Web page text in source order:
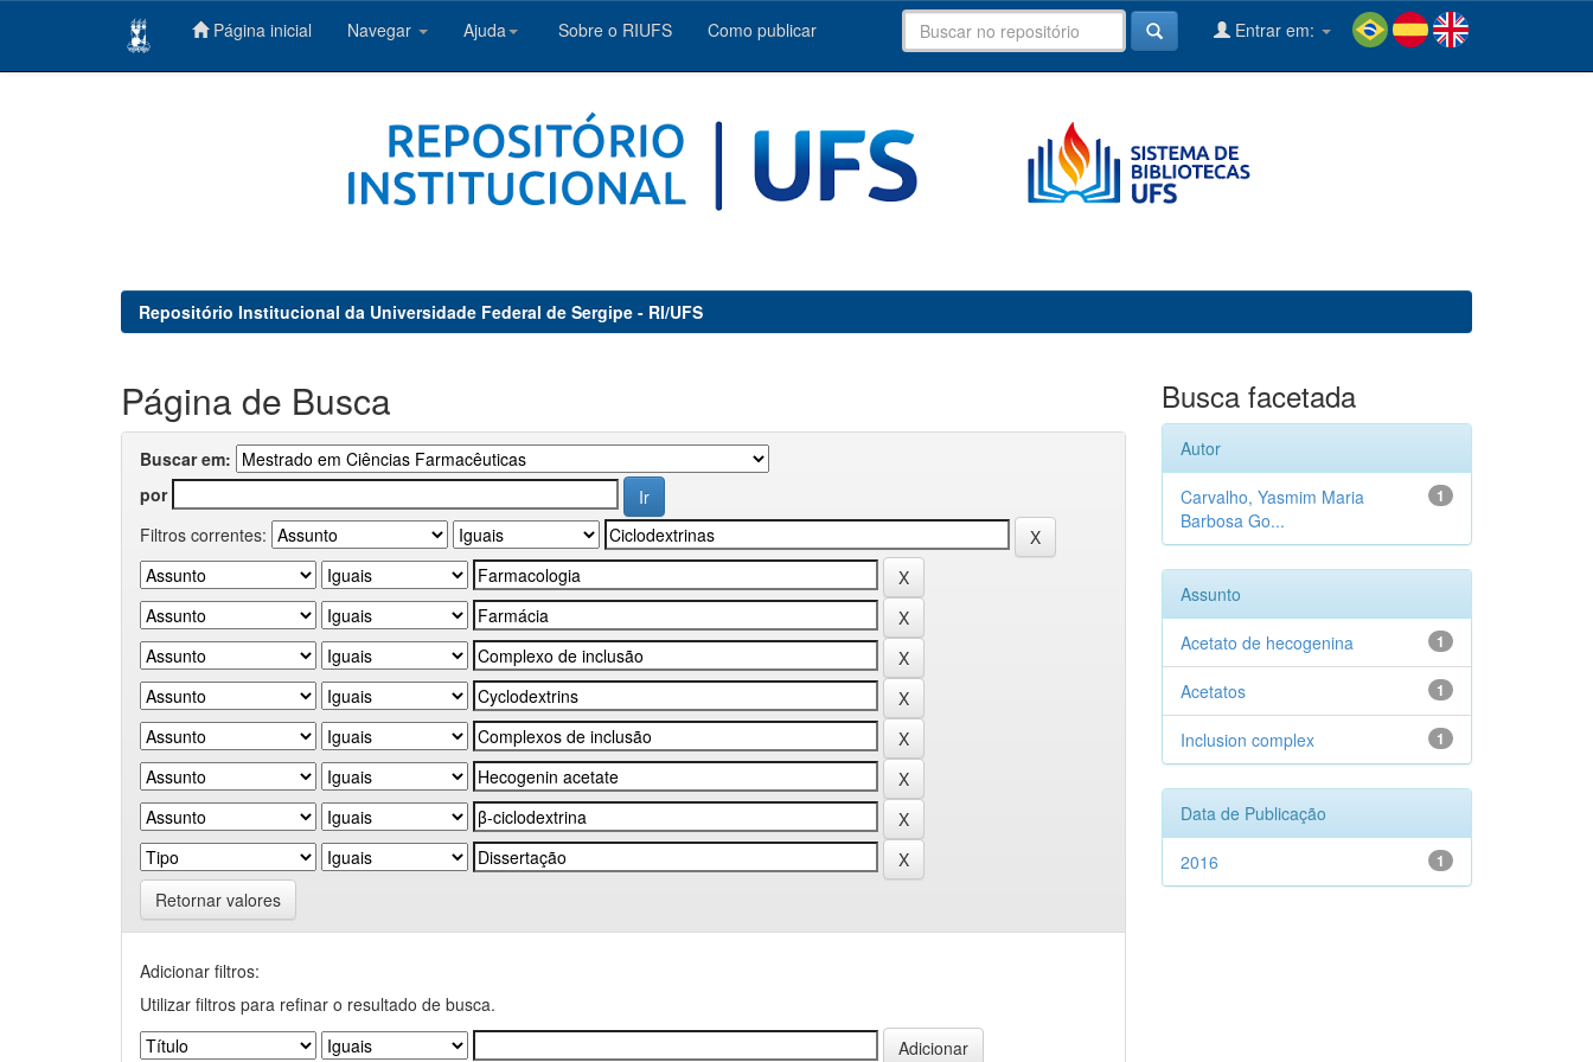
Página inicial Navegar Ajuda Sobre o RIUFS Como publicar Entrar em:
Repositório Institucional da Universidade Federal de Sergipe - RI/UFS
Página de Busca
Buscar em:
por
Filtros correntes:
Retornar valores
Adicionar filtros:
Utilizar filtros para refinar o resultado de busca.
Busca facetada
Autor
1
Carvalho, Yasmim Maria
Barbosa Go...
Assunto
1
Acetato de hecogenina
1
Acetatos
1
Inclusion complex
Data de Publicação
1
2016